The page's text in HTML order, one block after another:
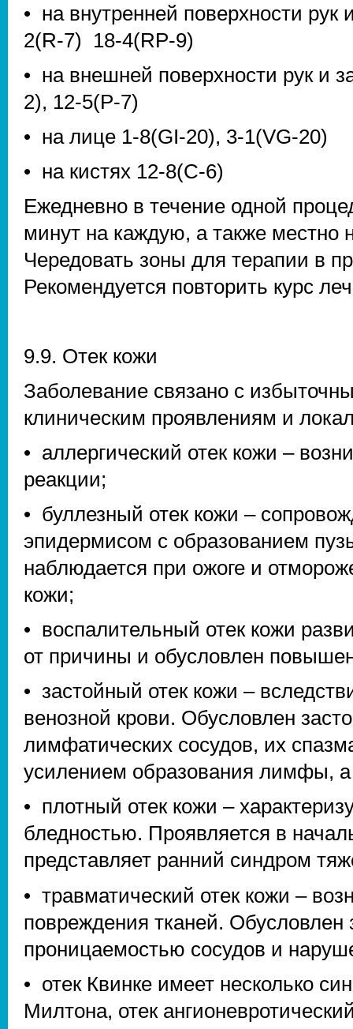
• на внутренней поверхности
2(R-7) 18-4(RP-9)
• на внешней поверхности рук и
2), 12-5(P-7)
• на лице 1-8(GI-20), 3-1(VG-20)
• на кистях 12-8(C-6)
Ежедневно в течение одной
минут на каждую, а также местно
Чередовать зоны для терапии в
Рекомендуется повторить курс
9.9. Отек кожи
Заболевание связано с
клиническим проявлениям и
• аллергический отек кожи –
реакции;
• буллезный отек кожи –
эпидермисом с образованием
наблюдается при ожоге и
кожи;
• воспалительный отек кожи
от причины и обусловлен
• застойный отек кожи –
венозной крови. Обусловлен
лимфатических сосудов, их
усилением образования лимфы, а
• плотный отек кожи –
бледностью. Проявляется в
представляет ранний синдром
• травматический отек кожи –
повреждения тканей.
проницаемостью сосудов и
• отек Квинке имеет несколько
Милтона, отек